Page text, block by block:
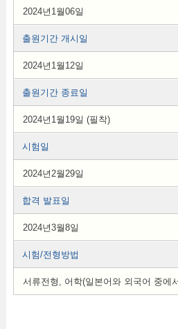
2024년1월06일
출원기간 개시일
2024년1월12일
출원기간 종료일
2024년1월19일 (필착)
시험일
2024년2월29일
합격 발표일
2024년3월8일
시험/전형방법
서류전형, 어학(일본어와 외국어 중에